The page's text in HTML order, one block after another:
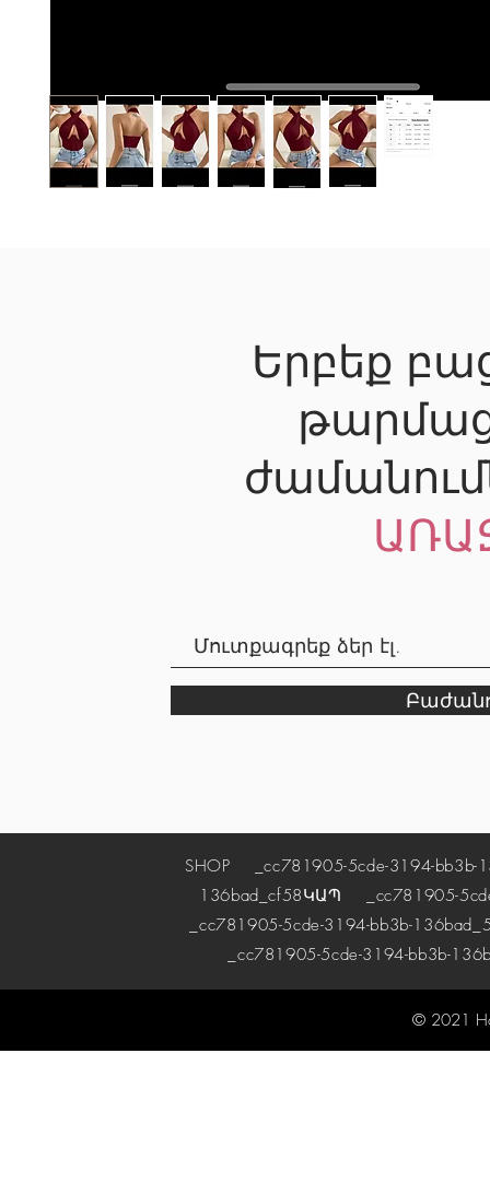
Երբեք
SHOP
_cc781905-5cde-3194-bb3b-
136bad_cf58ԿԱՊ _cc781905-
_cc781905-5cde-3194-bb3b-
_cc781905-5cde-3194-bb3b-
© 2021